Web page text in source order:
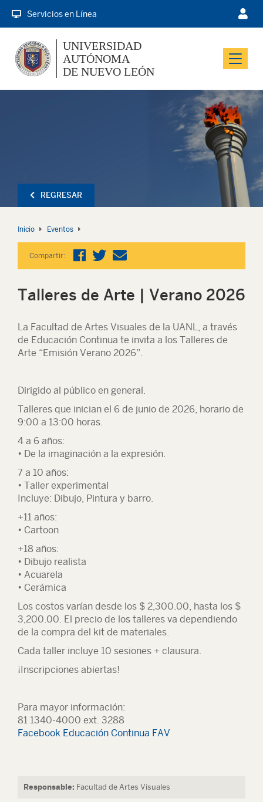
Servicios en Línea
Menu
UNIVERSIDAD
AUTÓNOMA
DE NUEVO LEÓN
REGRESAR
Inicio Eventos
Compartir:
Talleres de Arte | Verano 2026
La Facultad de Artes Visuales de la UANL, a través
de Educación Continua te invita a los Talleres de
Arte “Emisión Verano 2026”.
Dirigido al público en general.
Talleres que inician el 6 de junio de 2026, horario de
9:00 a 13:00 horas.
4 a 6 años:
• De la imaginación a la expresión.
7 a 10 años:
• Taller experimental
Incluye: Dibujo, Pintura y barro.
+11 años:
• Cartoon
+18 años:
• Dibujo realista
• Acuarela
• Cerámica
Los costos varían desde los $ 2,300.00, hasta los $
3,200.00. El precio de los talleres va dependiendo
de la compra del kit de materiales.
Cada taller incluye 10 sesiones + clausura.
¡Inscripciones abiertas!
Para mayor información:
81 1340-4000 ext. 3288
Facebook Educación Continua FAV
Responsable: Facultad de Artes Visuales